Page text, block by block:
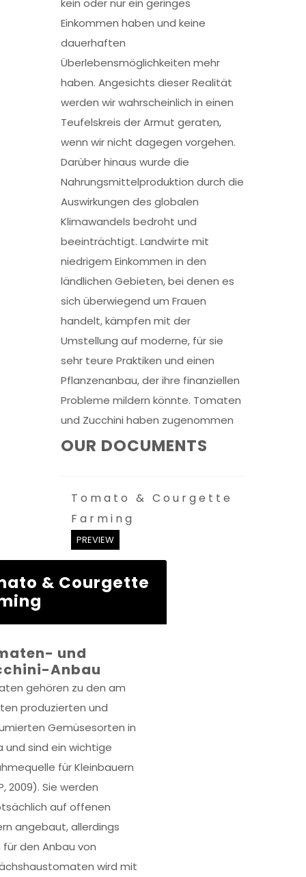
kein oder nur ein geringes
Einkommen haben und keine
dauerhaften
Überlebensmöglichkeiten mehr
haben. Angesichts dieser Realität
werden wir wahrscheinlich in einen
Teufelskreis der Armut geraten,
wenn wir nicht dagegen vorgehen.
Darüber hinaus wurde die
Nahrungsmittelproduktion durch die
Auswirkungen des globalen
Klimawandels bedroht und
beeinträchtigt. Landwirte mit
niedrigem Einkommen in den
ländlichen Gebieten, bei denen es
sich überwiegend um Frauen
handelt, kämpfen mit der
Umstellung auf moderne, für sie
sehr teure Praktiken und einen
Pflanzenanbau, der ihre finanziellen
Probleme mildern könnte. Tomaten
und Zucchini haben zugenommen
OUR DOCUMENTS
Tomato & Courgette
Farming
PREVIEW
& Courgette
und
Anbau
gehören zu den am
produzierten und
Gemüsesorten in
und sind ein wichtige
für Kleinbauern
2009). Sie werden
auf offenen
angebaut, allerdings
für den Anbau von
wird mit